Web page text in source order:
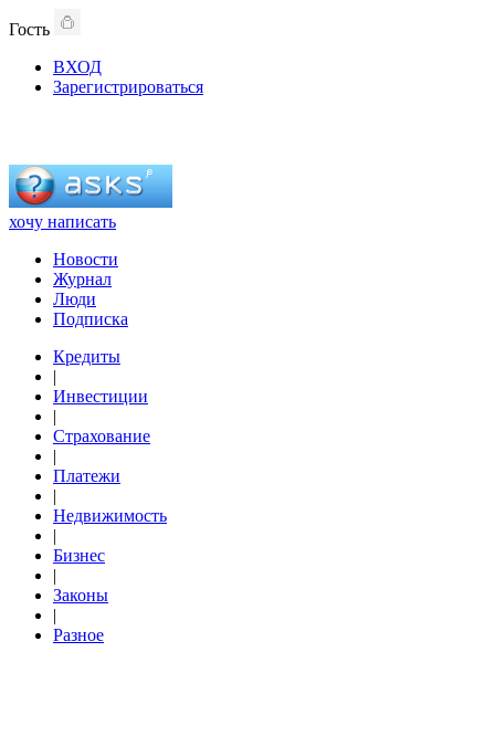
Гость
ВХОД
Зарегистрироваться
хочу написать
Новости
Журнал
Люди
Подписка
Кредиты
|
Инвестиции
|
Страхование
|
Платежи
|
Недвижимость
|
Бизнес
|
Законы
|
Разное